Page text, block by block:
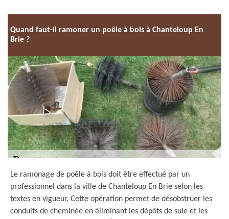
Quand faut-il ramoner un poêle à bois à Chanteloup En
Brie ?
Le ramonage de poêle à bois doit être effectué par un
professionnel dans la ville de Chanteloup En Brie selon les
textes en vigueur. Cette opération permet de désobstruer les
conduits de cheminée en éliminant les dépôts de suie et les